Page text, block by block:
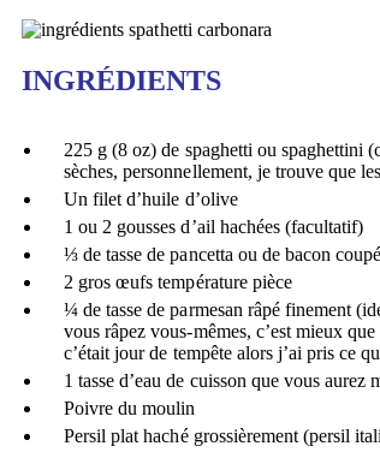
INGRÉDIENTS
225 g (8 oz) de spaghetti ou spaghettini
sèches, personnellement, je trouve que
Un filet d’huile d’olive
1 ou 2 gousses d’ail hachées (facultatif)
⅓ de tasse de pancetta ou de bacon
2 gros œufs température pièce
¼ de tasse de parmesan râpé finement
vous râpez vous-mêmes, c’est mieux
c’était jour de tempête alors j’ai pris ce
1 tasse d’eau de cuisson que vous aurez
Poivre du moulin
Persil plat haché grossièrement (persil